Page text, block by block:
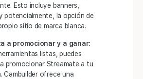
Esto incluye banners,
potencialmente, la opción de
sitio de marca blanca.
a promocionar y a ganar:
listas, puedes
promocionar Streamate a tu
Cambuilder ofrece una